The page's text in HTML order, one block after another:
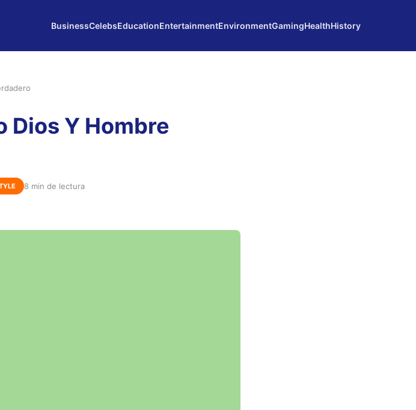
BusinessCelebsEducationEntertainmentEnvironmentGamingHealthHistory
Dios Y Hombre
8 min de lectura